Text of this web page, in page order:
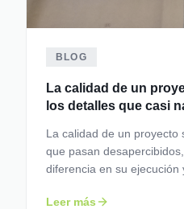
BLOG
La calidad de un
los detalles que casi
La calidad de un proyecto
que pasan
diferencia en su ejecución
Leer más